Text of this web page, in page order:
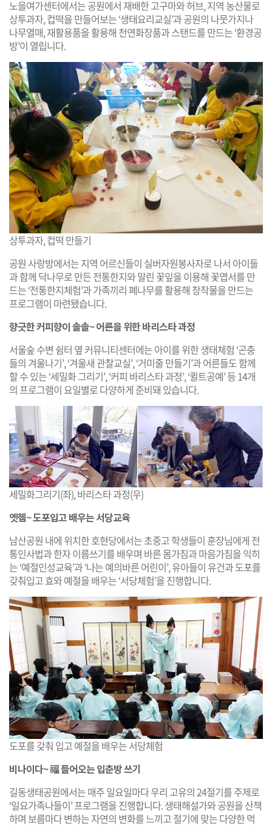
노을여가센터에서는 공원에서 재배한 고구마와 허브, 지역 농산물로
상투과자, 컵떡을 만들어보는 ‘생태요리교실’과 공원의 나뭇가지나
나무열매, 재활용품을 활용해 천연화장품과 스탠드를 만드는 ‘환경공
방’이 열립니다.
상투과자, 컵떡 만들기
공원 사랑방에서는 지역 어르신들이 실버자원봉사자로 나서 아이들
과 함께 닥나무로 만든 전통한지와 말린 꽃잎을 이용해 꽃엽서를 만
드는 ‘전통한지체험’과 가족끼리 폐나무를 활용해 창작물을 만드는
프로그램이 마련됐습니다.
향긋한 커피향이 솔솔~ 어른을 위한 바리스타 과정
서울숲 수변 쉼터 옆 커뮤니티센터에는 아이를 위한 생태체험 ‘곤충
들의 겨울나기’, ‘겨울새 관찰교실’, ‘거미줄 만들기’과 어른들도 함께
할 수 있는 ‘세밀화 그리기’, ‘커피 바리스타 과정’, ‘퀼트공예’ 등 14개
의 프로그램이 요일별로 다양하게 준비돼 있습니다.
세밀화그리기(좌), 바리스타 과정(우)
엣헴~ 도포입고 배우는 서당교육
남산공원 내에 위치한 호현당에서는 초중고 학생들이 훈장님에게 전
통인사법과 한자 이름쓰기를 배우며 바른 몸가짐과 마음가짐을 익히
는 ‘예절인성교육’과 ‘나는 예의바른 어린이’, 유아들이 유건과 도포를
갖춰입고 효와 예절을 배우는 ‘서당체험’을 진행합니다.
도포를 갖춰 입고 예절을 배우는 서당체험
비나이다~ 福 들어오는 입춘방 쓰기
길동생태공원에서는 매주 일요일마다 우리 고유의 24절기를 주제로
‘일요가족나들이’ 프로그램을 진행합니다. 생태해설가와 공원을 산책
하며 보름마다 변하는 자연의 변화를 느끼고 절기에 맞는 다양한 먹